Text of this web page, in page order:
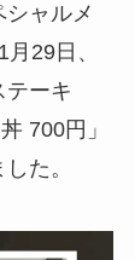
ャルメ
29日、
テーキ
700円」
た。